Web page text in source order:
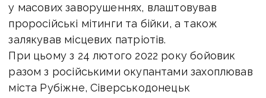
у масових заворушеннях, влаштовував
проросійські мітинги та бійки, а також
залякував місцевих патріотів.
При цьому з 24 лютого 2022 року бойовик
разом з російськими окупантами захоплював
міста Рубіжне, Сіверськодонецьк